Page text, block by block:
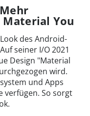
You
des Android-
seiner I/O 2021
Design "Material
wird.
und Apps
verfügen. So sorgt